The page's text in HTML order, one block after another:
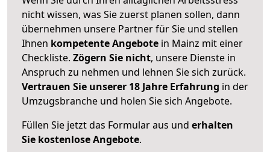
nicht wissen, was Sie zuerst planen sollen, dann
übernehmen unsere Partner für Sie und stellen
Ihnen kompetente Angebote in Mainz mit einer
Checkliste. Zögern Sie nicht, unsere Dienste in
Anspruch zu nehmen und lehnen Sie sich zurück.
Vertrauen Sie unserer 18 Jahre Erfahrung in der
Umzugsbranche und holen Sie sich Angebote.
Füllen Sie jetzt das Formular aus und erhalten
Sie kostenlose Angebote.